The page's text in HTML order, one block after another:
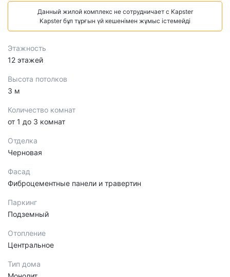
Данный жилой комплекс не сотрудничает с Kapster
Kapster бұл тұрғын үй кешенімен жұмыс істемейді
Этажность
12 этажей
Высота потолков
3 м
Количество комнат
от 1 до 3 комнат
Отделка
Черновая
Фасад
Фиброцементные панели и травертин
Паркинг
Подземный
Отопление
Центральное
Тип дома